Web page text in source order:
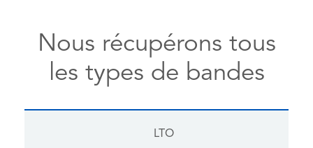
Nous récupérons tous
les types de bandes
LTO